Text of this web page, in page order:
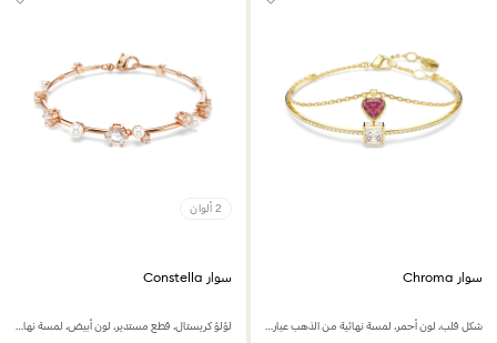
سوار Chroma
شكل قلب، لون أحمر، لمسة نهائية من الذهب عيار 18 قيراط
2 ألوان
سوار Constella
لؤلؤ كريستال، قطع مستدير، لون أبيض، لمسة نهائية من الذهب الوردي عيار 18 قيراط